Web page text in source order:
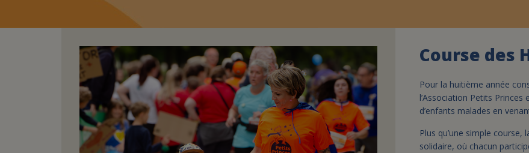
Course des
Pour la huitième année
l’Association Petits
d’enfants malades en
Plus qu’une simple
solidaire, où chacun